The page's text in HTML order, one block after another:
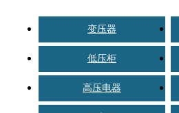
变压器
低压柜
高压电器